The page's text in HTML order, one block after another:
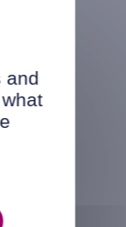
and